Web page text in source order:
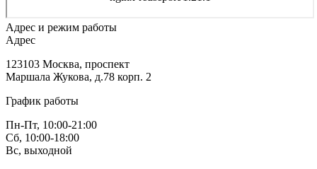
Адрес и режим работы
Адрес
123103 Москва, проспект
Маршала Жукова, д.78 корп. 2
График работы
Пн-Пт, 10:00-21:00
Сб, 10:00-18:00
Вс, выходной